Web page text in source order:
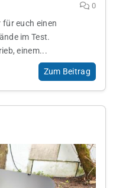
0
für euch einen
im Test.
einem...
Zum Beitrag